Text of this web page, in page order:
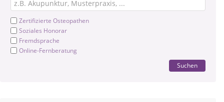
Zertifizierte Osteopathen
Soziales Honorar
Fremdsprache
Online-Fernberatung
Suchen